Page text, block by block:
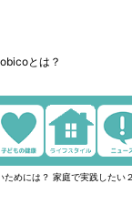
とは？
めには？ 家庭で実践したい